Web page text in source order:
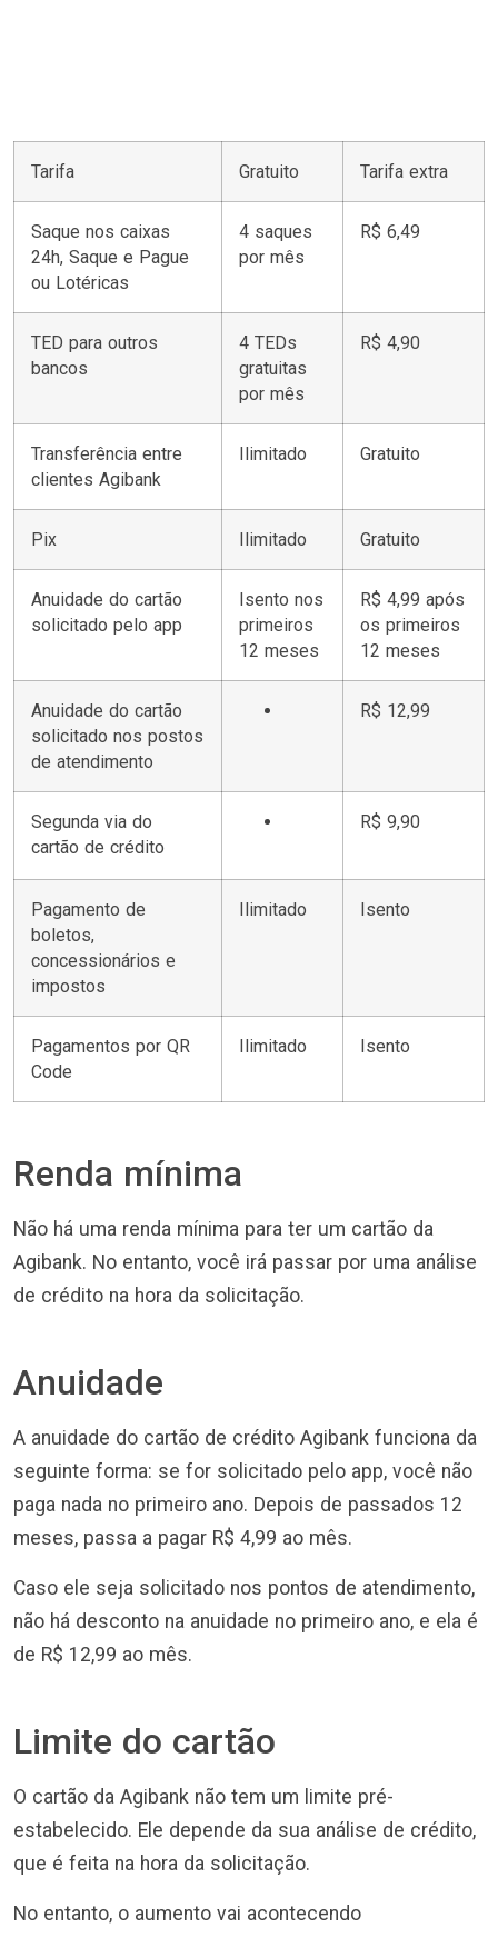
Tarifa Gratuito Tarifa extra
Saque nos caixas
24h, Saque e Pague
ou Lotéricas
4 saques
por mês
R$ 6,49
TED para outros
bancos
4 TEDs
gratuitas
por mês
R$ 4,90
Transferência entre
clientes Agibank
Ilimitado Gratuito
Pix Ilimitado Gratuito
Anuidade do cartão
solicitado pelo app
Isento nos
primeiros
12 meses
R$ 4,99 após
os primeiros
12 meses
Anuidade do cartão
solicitado nos postos
de atendimento
R$ 12,99
Segunda via do
cartão de crédito
R$ 9,90
Pagamento de
boletos,
concessionários e
impostos
Ilimitado Isento
Pagamentos por QR
Code
Ilimitado Isento
Renda mínima
Não há uma renda mínima para ter um cartão da
Agibank. No entanto, você irá passar por uma análise
de crédito na hora da solicitação.
Anuidade
A anuidade do cartão de crédito Agibank funciona da
seguinte forma: se for solicitado pelo app, você não
paga nada no primeiro ano. Depois de passados 12
meses, passa a pagar R$ 4,99 ao mês.
Caso ele seja solicitado nos pontos de atendimento,
não há desconto na anuidade no primeiro ano, e ela é
de R$ 12,99 ao mês.
Limite do cartão
O cartão da Agibank não tem um limite pré-
estabelecido. Ele depende da sua análise de crédito,
que é feita na hora da solicitação.
No entanto, o aumento vai acontecendo